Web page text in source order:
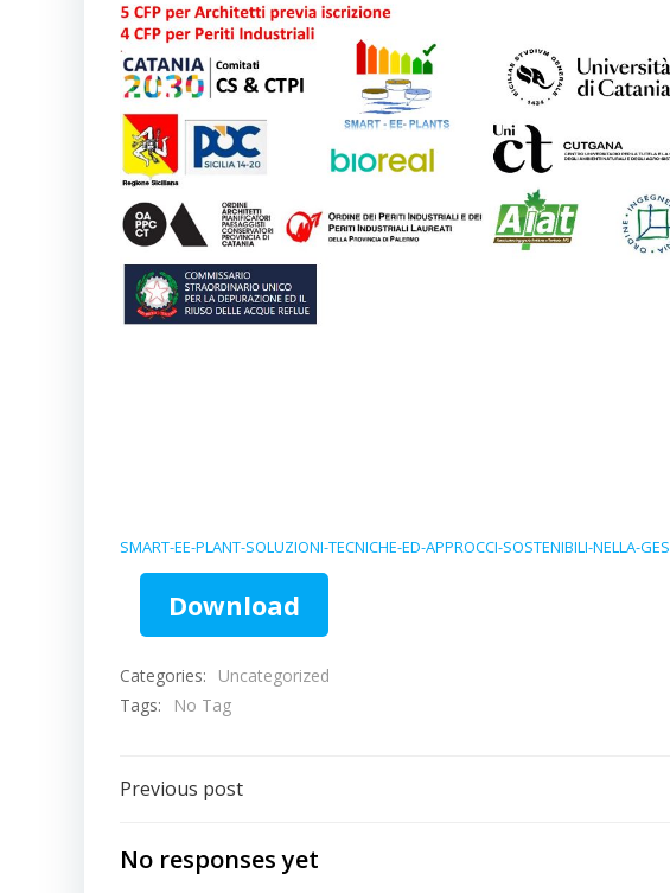
SMART-EE-PLANT-SOLUZIONI-TECNICHE-ED-APPROCCI-SOSTENIBILI-NELLA-
Download
Categories:
Uncategorized
Tags:
No Tag
Navigazione
articoli
Previous post
No responses yet